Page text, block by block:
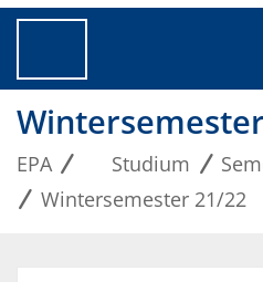
EPA Studium
Wintersemester 21/22